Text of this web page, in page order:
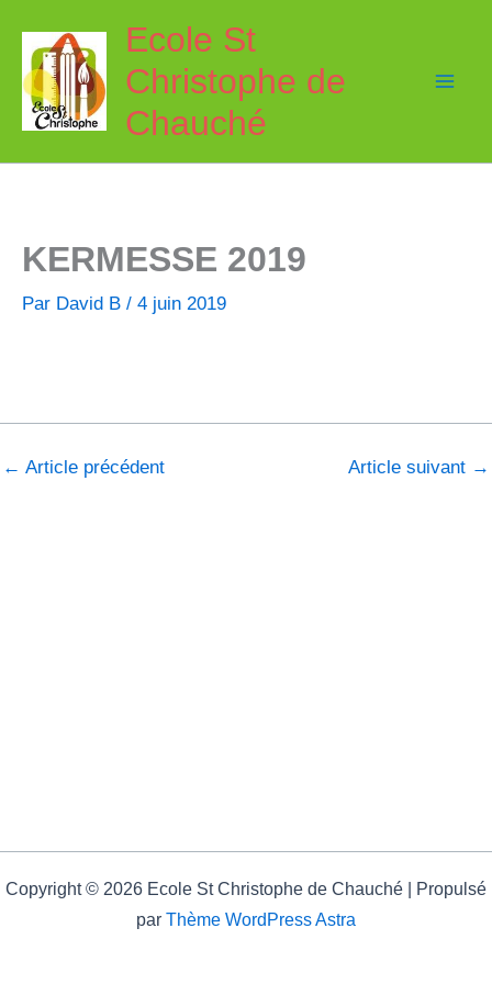
contenu
Ecole St
Christophe de
Chauché
KERMESSE 2019
Par David B / 4 juin 2019
← Article précédent Article suivant →
Copyright © 2026 Ecole St Christophe de Chauché | Propulsé
par Thème WordPress Astra